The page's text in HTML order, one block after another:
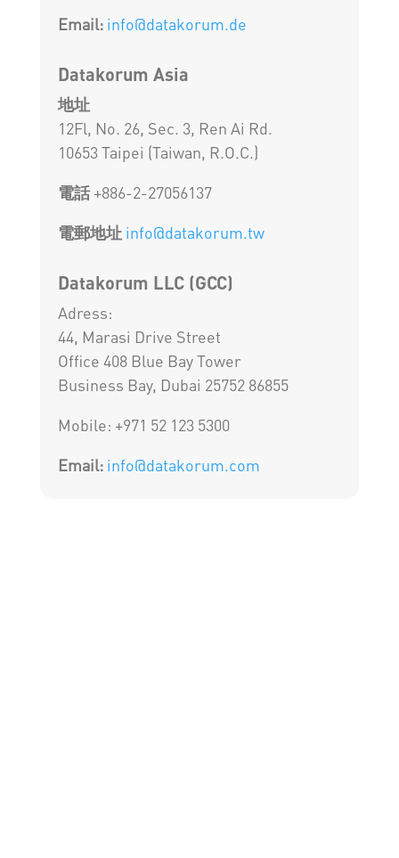
Email:info@datakorum.de
Datakorum Asia
地址
12Fl, No. 26, Sec. 3, Ren Ai Rd.
10653 Taipei (Taiwan, R.O.C.)
電話 +886-2-27056137
電郵地址info@datakorum.tw
Datakorum LLC (GCC)
Adress:
44, Marasi Drive Street
Office 408 Blue Bay Tower
Business Bay, Dubai 25752 86855
Mobile: +971 52 123 5300
Email:info@datakorum.com